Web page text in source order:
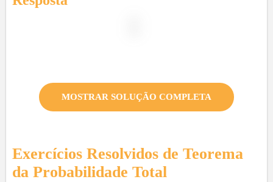
MOSTRAR SOLUÇÃO COMPLETA
Exercícios Resolvidos de Teorema
da Probabilidade Total